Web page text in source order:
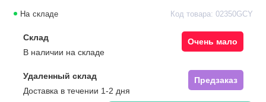
На складе Код товара: 02350GCY
Склад
Очень мало
В наличии на складе
Удаленный склад
Предзаказ
Доставка в течении 1-2 дня